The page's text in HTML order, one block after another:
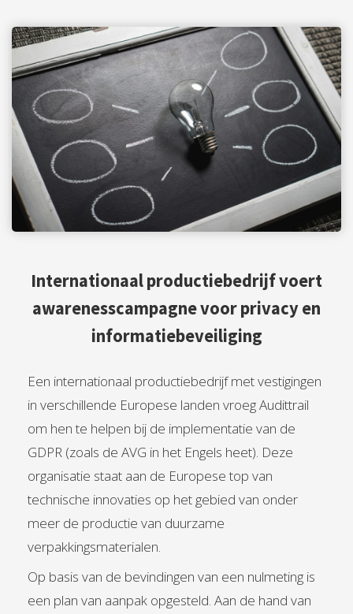
Internationaal productiebedrijf voert
awarenesscampagne voor privacy en
informatiebeveiliging
Een internationaal productiebedrijf met vestigingen
in verschillende Europese landen vroeg Audittrail
om hen te helpen bij de implementatie van de
GDPR (zoals de AVG in het Engels heet). Deze
organisatie staat aan de Europese top van
technische innovaties op het gebied van onder
meer de productie van duurzame
verpakkingsmaterialen.
Op basis van de bevindingen van een nulmeting is
een plan van aanpak opgesteld. Aan de hand van